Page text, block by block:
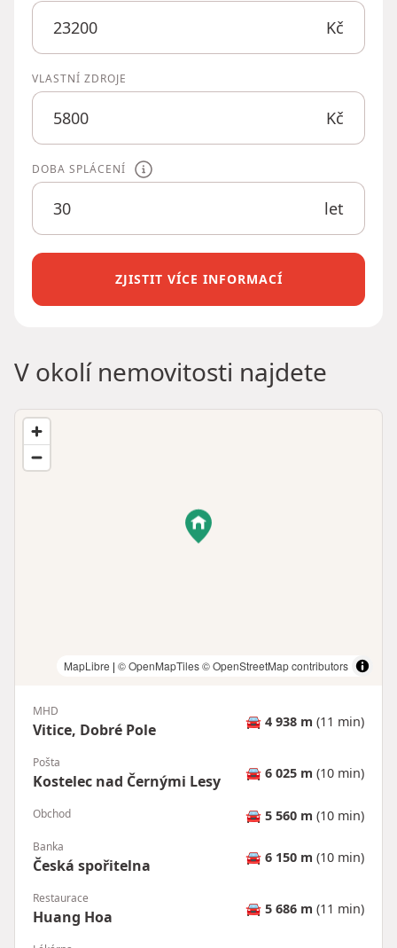
Kč
VLASTNÍ ZDROJE
Kč
DOBA SPLÁCENÍ
let
ZJISTIT VÍCE INFORMACÍ
V okolí nemovitosti najdete
MapLibre | © OpenMapTiles© OpenStreetMap contributors
MHD
Vitice, Dobré Pole 🚘 4 938 m (11 min)
Pošta
Kostelec nad Černými Lesy 🚘 6 025 m (10 min)
Obchod 🚘 5 560 m (10 min)
Banka
Česká spořitelna 🚘 6 150 m (10 min)
Restaurace
Huang Hoa 🚘 5 686 m (11 min)